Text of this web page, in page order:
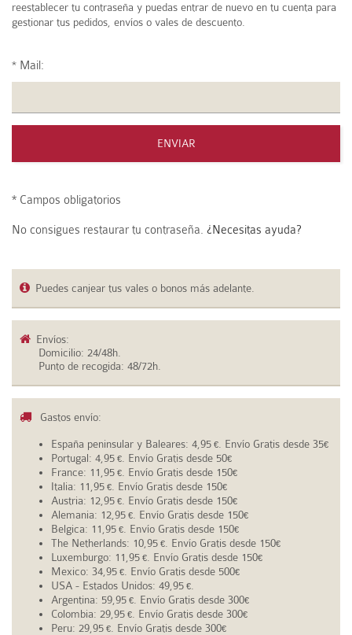
reestablecer tu contraseña y puedas entrar de nuevo en tu cuenta para
gestionar tus pedidos, envíos o vales de descuento.
* Mail:
* Campos obligatorios
No consigues restaurar tu contraseña. ¿Necesitas ayuda?
Puedes canjear tus vales o bonos más adelante.
Envíos:
Domicilio: 24/48h.
Punto de recogida: 48/72h.
Gastos envío:
España peninsular y Baleares: 4,95 € . Envío Gratis desde 35€
Portugal: 4,95 € . Envío Gratis desde 50€
France: 11,95 € . Envío Gratis desde 150€
Italia: 11,95 € . Envío Gratis desde 150€
Austria: 12,95 € . Envío Gratis desde 150€
Alemania: 12,95 € . Envío Gratis desde 150€
Belgica: 11,95 € . Envío Gratis desde 150€
The Netherlands: 10,95 € . Envío Gratis desde 150€
Luxemburgo: 11,95 € . Envío Gratis desde 150€
Mexico: 34,95 € . Envío Gratis desde 500€
USA - Estados Unidos: 49,95 €
Argentina: 59,95 € . Envío Gratis desde 300€
Colombia: 29,95 € . Envío Gratis desde 300€
Peru: 29,95 € . Envío Gratis desde 300€